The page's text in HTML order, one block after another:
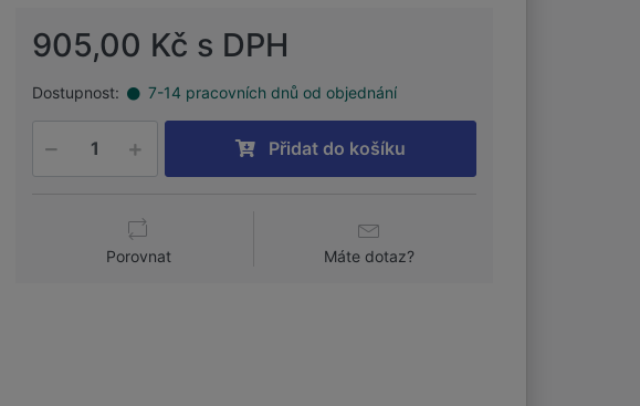
905,00 Kč s DPH
Dostupnost: 7-14 pracovních dnů od objednání
Přidat do košíku
Porovnat Máte dotaz?